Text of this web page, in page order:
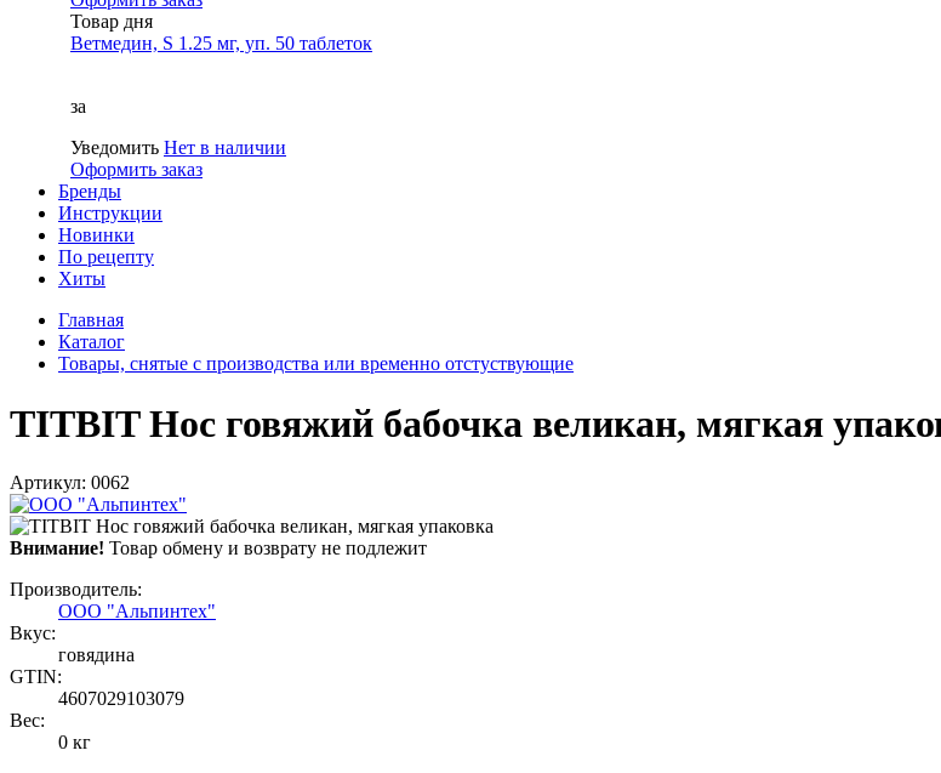
Товар дня
Ветмедин, S 1.25 мг, уп. 50 таблеток
за
Уведомить Нет в наличии
Оформить заказ
Бренды
Инструкции
Новинки
По рецепту
Хиты
Главная
Каталог
Товары, снятые с производства или временно отстуствующие
TITBIT Нос говяжий бабочка великан, мягкая
Артикул: 0062
Внимание! Товар обмену и возврату не подлежит
Производитель:
ООО "Альпинтех"
Вкус:
говядина
GTIN:
4607029103079
Вес:
0 кг